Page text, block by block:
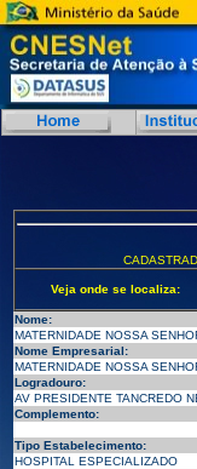
Veja onde se localiza:
Nome:
MATERNIDADE NOSSA
Nome Empresarial:
MATERNIDADE NOSSA
Logradouro:
AV PRESIDENTE TANCREDO
Complemento:
Tipo Estabelecimento:
HOSPITAL ESPECIALIZADO